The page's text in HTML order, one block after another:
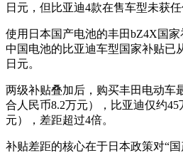
日元，但比亚迪4款在售车型未获任
使用日本国产电池的丰田bZ4X国家
中国电池的比亚迪车型国家补贴已
日元。
两级补贴叠加后，购买丰田电动车
合人民币8.2万元），比亚迪仅约
元），差距超过4倍。
补贴差距的核心在于日本政策对“